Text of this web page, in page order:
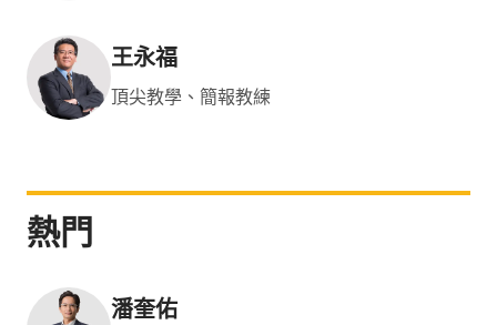
王永福
頂尖教學、簡報教練
熱門
潘奎佑